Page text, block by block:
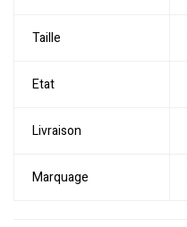
Taille
Etat
Livraison
Marquage